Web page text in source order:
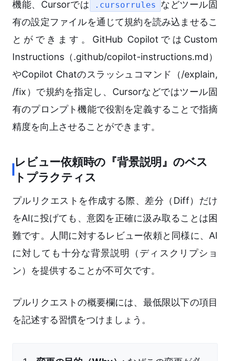
機能、Cursorでは .cursorrules
などツール固
有の設定ファイルを通じて規約を読み込ませるこ
とができます。GitHub CopilotではCustom
Instructions（.github/copilot-instructions.md）
やCopilot Chatのスラッシュコマンド（/explain,
/fix）で規約を指定し、Cursorなどではツール固
有のプロンプト機能で役割を定義することで指摘
精度を向上させることができます。
レビュー依頼時の『背景説明』のベス
トプラクティス
プルリクエストを作成する際、差分（Diff）だけ
をAIに投げても、意図を正確に汲み取ることは困
難です。人間に対するレビュー依頼と同様に、AI
に対しても十分な背景説明（ディスクリプショ
ン）を提供することが不可欠です。
プルリクエストの概要欄には、最低限以下の項目
を記述する習慣をつけましょう。